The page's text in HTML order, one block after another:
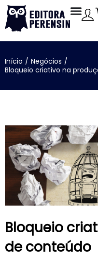
Início / Negócios /
Bloqueio criativo na
Bloqueio
de conteúdo